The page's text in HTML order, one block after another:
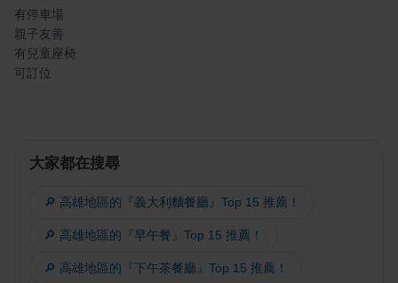
有停車場
親子友善
有兒童座椅
可訂位
大家都在搜尋
🔎 高雄地區的『義大利麵餐廳』Top 15 推薦！
🔎 高雄地區的『早午餐』Top 15 推薦！
🔎 高雄地區的『下午茶餐廳』Top 15 推薦！